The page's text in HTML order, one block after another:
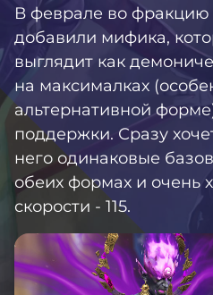
В феврале во
добавили мифика,
выглядит как
на максималках
альтернативной
поддержки. Сразу
него одинаковые
обеих формах и очень
скорости - 115.